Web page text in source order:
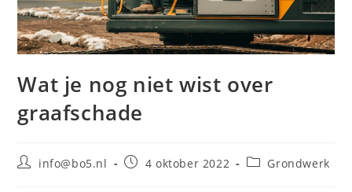
Wat je nog niet wist over
graafschade
Berichtinfo@bo5.nl
Bericht4 oktober 2022 Berichtcategorie:
Grondwerk